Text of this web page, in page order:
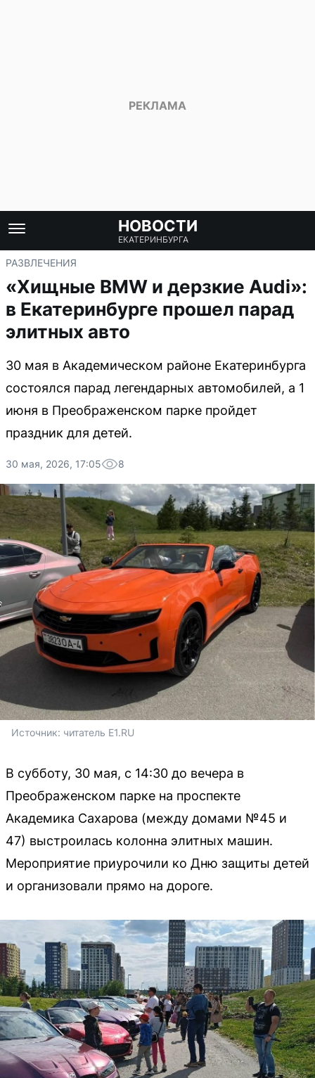
НОВОСТИ
ЕКАТЕРИНБУРГА
РАЗВЛЕЧЕНИЯ
«Хищные BMW и дерзкие Audi»:
в Екатеринбурге прошел парад
элитных авто
30 мая в Академическом районе Екатеринбурга
состоялся парад легендарных автомобилей, а 1
июня в Преображенском парке пройдет
праздник для детей.
30 мая, 2026, 17:05 8
Источник: читатель E1.RU
В субботу, 30 мая, с 14:30 до вечера в
Преображенском парке на проспекте
Академика Сахарова (между домами №45 и
47) выстроилась колонна элитных машин.
Мероприятие приурочили ко Дню защиты детей
и организовали прямо на дороге.